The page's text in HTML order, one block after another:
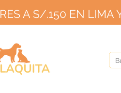
A S/.150 EN
DE S/150 EN LIMA Y S/220 EN